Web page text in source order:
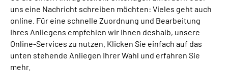
Suche
Language
Inhalte in Gebärdensprache (DGS)
uns eine Nachricht schreiben möchten: Vieles geht auch
online. Für eine schnelle Zuordnung und Bearbeitung
Ihres Anliegens empfehlen wir Ihnen deshalb, unsere
Online-Services zu nutzen. Klicken Sie einfach auf das
unten stehende Anliegen Ihrer Wahl und erfahren Sie
mehr.